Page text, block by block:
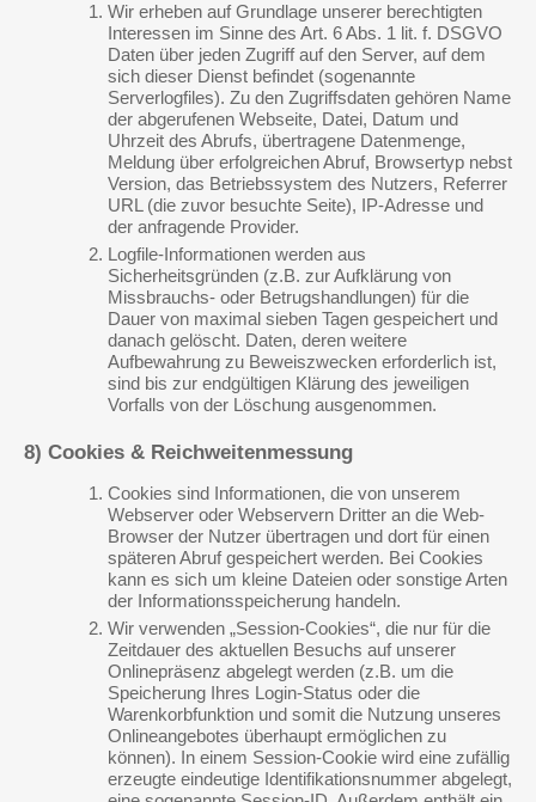
Wir erheben auf Grundlage unserer berechtigten
Interessen im Sinne des Art. 6 Abs. 1 lit. f. DSGVO
Daten über jeden Zugriff auf den Server, auf dem
sich dieser Dienst befindet (sogenannte
Serverlogfiles). Zu den Zugriffsdaten gehören Name
der abgerufenen Webseite, Datei, Datum und
Uhrzeit des Abrufs, übertragene Datenmenge,
Meldung über erfolgreichen Abruf, Browsertyp nebst
Version, das Betriebssystem des Nutzers, Referrer
URL (die zuvor besuchte Seite), IP-Adresse und
der anfragende Provider.
Logfile-Informationen werden aus
Sicherheitsgründen (z.B. zur Aufklärung von
Missbrauchs- oder Betrugshandlungen) für die
Dauer von maximal sieben Tagen gespeichert und
danach gelöscht. Daten, deren weitere
Aufbewahrung zu Beweiszwecken erforderlich ist,
sind bis zur endgültigen Klärung des jeweiligen
Vorfalls von der Löschung ausgenommen.
8) Cookies & Reichweitenmessung
Cookies sind Informationen, die von unserem
Webserver oder Webservern Dritter an die Web-
Browser der Nutzer übertragen und dort für einen
späteren Abruf gespeichert werden. Bei Cookies
kann es sich um kleine Dateien oder sonstige Arten
der Informationsspeicherung handeln.
Wir verwenden „Session-Cookies“, die nur für die
Zeitdauer des aktuellen Besuchs auf unserer
Onlinepräsenz abgelegt werden (z.B. um die
Speicherung Ihres Login-Status oder die
Warenkorbfunktion und somit die Nutzung unseres
Onlineangebotes überhaupt ermöglichen zu
können). In einem Session-Cookie wird eine zufällig
erzeugte eindeutige Identifikationsnummer abgelegt,